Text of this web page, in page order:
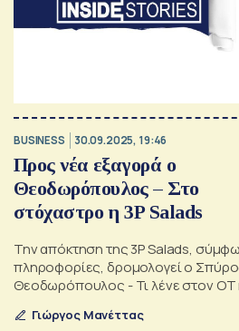
BUSINESS 30.09.2025, 19:46
Προς νέα εξαγορά ο
Θεοδωρόπουλος – Στο
στόχαστρο η 3P Salads
Την απόκτηση της 3P Salads,
πληροφορίες, δρομολογεί ο
Θεοδωρόπουλος - Τι λένε στον ΟΤ
Γιώργος Μανέττας